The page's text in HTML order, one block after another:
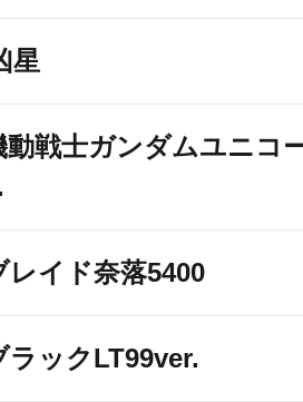
星
戦士ガンダムユニコ
イド奈落5400
ラックLT99ver.